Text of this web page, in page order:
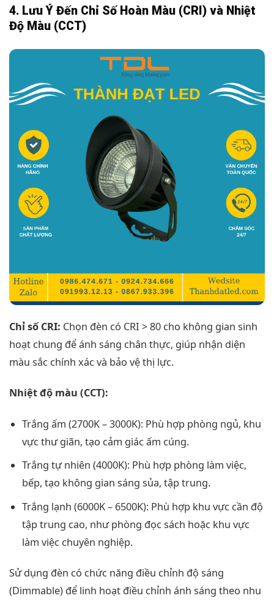
4. Lưu Ý Đến Chỉ Số Hoàn Màu (CRI) và Nhiệt
Độ Màu (CCT)
Chỉ số CRI: Chọn đèn có CRI > 80 cho không gian sinh
hoạt chung để ánh sáng chân thực, giúp nhận diện
màu sắc chính xác và bảo vệ thị lực.
Nhiệt độ màu (CCT):
Trắng ấm (2700K – 3000K): Phù hợp phòng ngủ, khu
vực thư giãn, tạo cảm giác ấm cúng.
Trắng tự nhiên (4000K): Phù hợp phòng làm việc,
bếp, tạo không gian sáng sủa, tập trung.
Trắng lạnh (6000K – 6500K): Phù hợp khu vực cần độ
tập trung cao, như phòng đọc sách hoặc khu vực
làm việc chuyên nghiệp.
Sử dụng đèn có chức năng điều chỉnh độ sáng
(Dimmable) để linh hoạt điều chỉnh ánh sáng theo nhu